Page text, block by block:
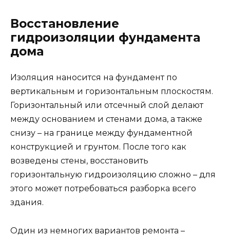
Восстановление
гидроизоляции фундамента
дома
Изоляция наносится на фундамент по
вертикальным и горизонтальным плоскостям.
Горизонтальный или отсечный слой делают
между основанием и стенами дома, а также
снизу – на границе между фундаментной
конструкцией и грунтом. После того как
возведены стены, восстановить
горизонтальную гидроизоляцию сложно – для
этого может потребоваться разборка всего
здания.
Один из немногих вариантов ремонта –